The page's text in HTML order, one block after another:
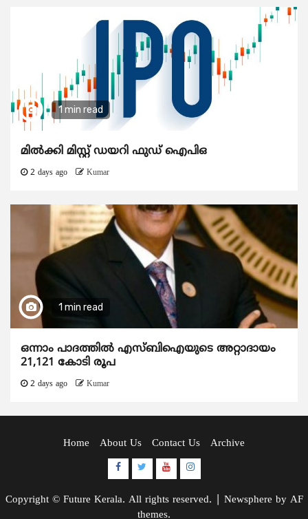
1 min read
മിൽക്കി മിസ്റ്റ് ഡയറി ഫുഡ് ഐപിഒ
2 days ago Kumar
1 min read
ഒന്നാം പാദത്തിൽ എസ്ബിഐയുടെ അറ്റാദായം
21,121 കോടി രൂപ
2 days ago Kumar
Home About Us Contact Us Archive
Facebook
TwitterYoutubeInstagram
Copyright © Future Kerala. All rights reserved. Newsphere by AF
themes.